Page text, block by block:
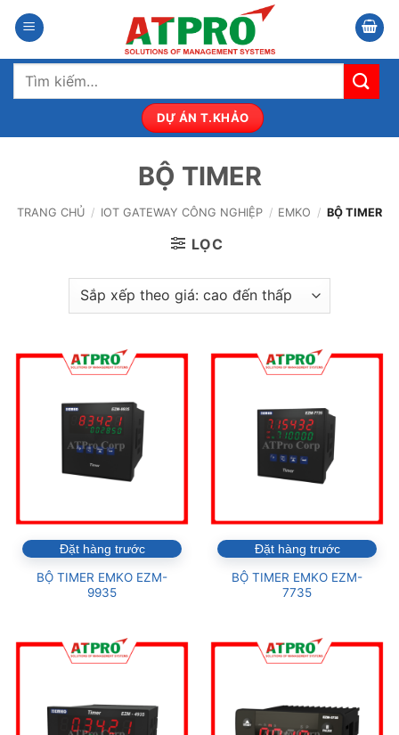
qua
nội
dung
Tìm
DỰ ÁN T.KHẢO
BỘ TIMER
TRANG CHỦ / IOT GATEWAY CÔNG NGHIỆP / EMKO / BỘ TIMER
LỌC
Đặt hàng trước
BỘ TIMER EMKO EZM-
9935
Đặt hàng trước
BỘ TIMER EMKO EZM-
7735